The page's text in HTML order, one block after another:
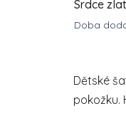
Srdce
Doba
Dětské
pokožku.